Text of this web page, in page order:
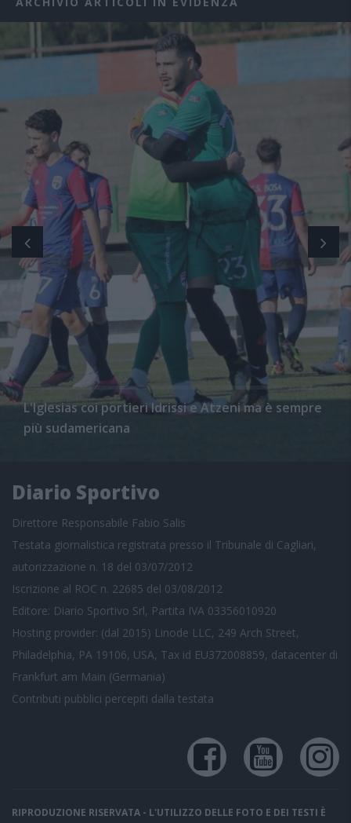
L'Iglesias coi portieri Idrissi e Atzeni ma è sempre
più sudamericana
Diario Sportivo
Direttore Responsabile Fabio Salis
Testata giornalistica registrata presso il Tribunale di Cagliari,
autorizzazione n. 18 del 03/07/2012
Iscrizione al ROC n. 22685 del 03/08/2012
Editore: Diario Sportivo Srl, Partita IVA 03356010920
Hosting provider: (dal 2015) Linode LLC, 249 Arch Street,
Philadelphia, PA 19106, USA, Tax id EU372008859, datacenter di
Frankfurt am Main (Germania)
Contributi pubblici percepiti dalla testata
RIPRODUZIONE RISERVATA - L'UTILIZZO DELLE FOTO E DEI TESTI È